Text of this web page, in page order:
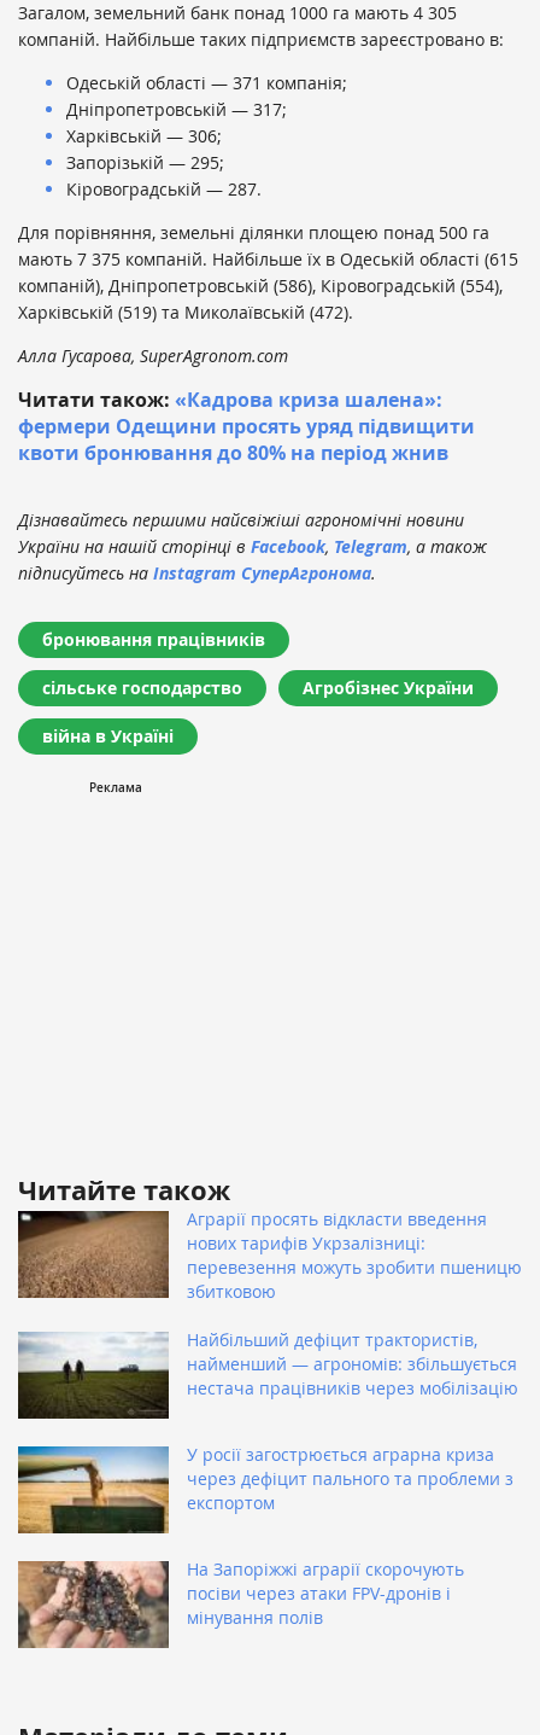
Загалом, земельний банк понад 1000 га мають 4 305
компаній. Найбільше таких підприємств зареєстровано в:
Одеській області — 371 компанія;
Дніпропетровській — 317;
Харківській — 306;
Запорізькій — 295;
Кіровоградській — 287.
Для порівняння, земельні ділянки площею понад 500 га
мають 7 375 компаній. Найбільше їх в Одеській області (615
компаній), Дніпропетровській (586), Кіровоградській (554),
Харківській (519) та Миколаївській (472).
Алла Гусарова, SuperAgronom.com
Читати також: «Кадрова криза шалена»:
фермери Одещини просять уряд підвищити
квоти бронювання до 80% на період жнив
Дізнавайтесь першими найсвіжіші агрономічні новини
України на нашій сторінці в Facebook, Telegram, а також
підписуйтесь на Instagram СуперАгронома.
бронювання працівників
сільське господарство Агробізнес України
війна в Україні
Читайте також
Аграрії просять відкласти введення
нових тарифів Укрзалізниці:
перевезення можуть зробити пшеницю
збитковою
Найбільший дефіцит трактористів,
найменший — агрономів: збільшується
нестача працівників через мобілізацію
У росії загострюється аграрна криза
через дефіцит пального та проблеми з
експортом
На Запоріжжі аграрії скорочують
посіви через атаки FPV-дронів і
мінування полів